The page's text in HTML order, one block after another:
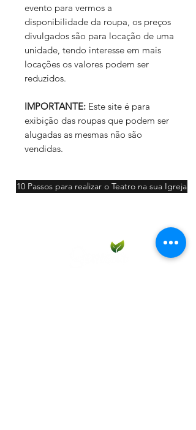
evento para vermos a
disponibilidade da roupa, os preços
divulgados são para locação de uma
unidade, tendo interesse em mais
locações os valores podem ser
reduzidos.
IMPORTANTE: Este site é para
exibição das roupas que podem ser
alugadas as mesmas não são
vendidas.
10 Passos para realizar o Teatro na sua Igreja